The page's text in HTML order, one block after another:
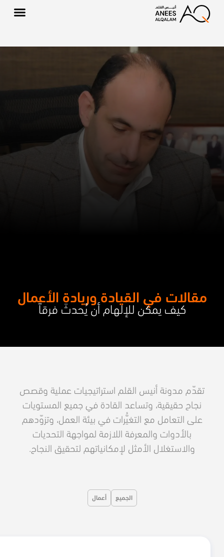
مقالات في القيادة وريادة الأعمال
كيف يمكن للإلهام أن يُحدثَ فرقاً
تقدّم مدونة أنيس القلم استراتيجيات عملية وقصص
نجاح حقيقية، وتساعد القادة في جميع المستويات
على التعامل مع التغيُّرات في بيئة العمل، وتزوّدهم
بالأدوات والمعرفة اللازمة لمواجهة التحديات
والاستغلال الأمثل لإمكانياتهم لتحقيق النجاح.
أعمال الجميع